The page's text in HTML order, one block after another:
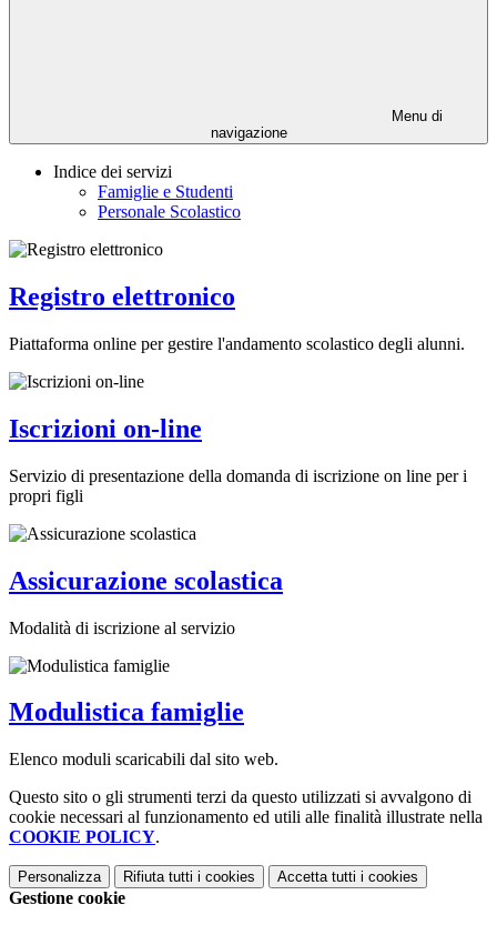
Menu di
navigazione
Indice dei servizi
Famiglie e Studenti
Personale Scolastico
Registro elettronico
Piattaforma online per gestire l'andamento scolastico degli alunni.
Iscrizioni on-line
Servizio di presentazione della domanda di iscrizione on line per i
propri figli
Assicurazione scolastica
Modalità di iscrizione al servizio
Modulistica famiglie
Elenco moduli scaricabili dal sito web.
Questo sito o gli strumenti terzi da questo utilizzati si avvalgono di
cookie necessari al funzionamento ed utili alle finalità illustrate nella
COOKIE POLICY.
Personalizza Rifiuta tutti i cookies Accetta tutti i cookies
Gestione cookie